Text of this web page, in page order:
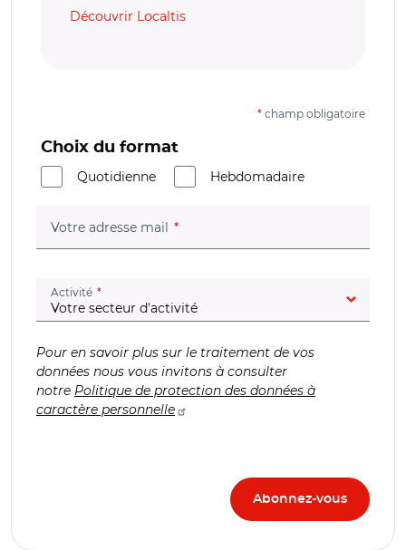
Découvrir Localtis
* champ obligatoire
Choix du format
Quotidienne
Hebdomadaire
Votre adresse mail (champ obligatoire)
Activité (champ obligatoire)
Pour en savoir plus sur le traitement de vos
données nous vous invitons à consulter
notre Politique de protection des données à
caractère personnelle